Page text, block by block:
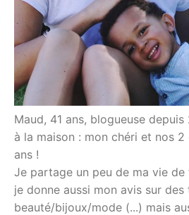
Maud, 41 ans, blogueuse
à la maison : mon chéri et nos
ans !
Je partage un peu de ma vie de
je donne aussi mon avis sur des
beauté/bijoux/mode (...) mais